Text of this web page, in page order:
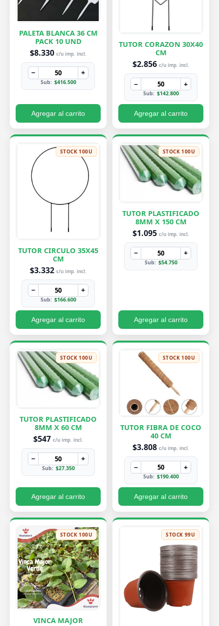
PALETA BLANCA 36 CM
PACK 10 UND
$8.330 c/u imp. incl.
− +
Sub: $416.500
Agregar al carrito
TUTOR CORAZON 30X40
CM
$2.856 c/u imp. incl.
− +
Sub: $142.800
Agregar al carrito
STOCK 100U
TUTOR CIRCULO 35X45
CM
$3.332 c/u imp. incl.
− +
Sub: $166.600
Agregar al carrito
STOCK 100U
TUTOR PLASTIFICADO
8MM X 150 CM
$1.095 c/u imp. incl.
− +
Sub: $54.750
Agregar al carrito
STOCK 100U
TUTOR PLASTIFICADO
8MM X 60 CM
$547 c/u imp. incl.
− +
Sub: $27.350
Agregar al carrito
STOCK 100U
TUTOR FIBRA DE COCO
40 CM
$3.808 c/u imp. incl.
− +
Sub: $190.400
Agregar al carrito
STOCK 100U
VINCA MAJOR
STOCK 99U